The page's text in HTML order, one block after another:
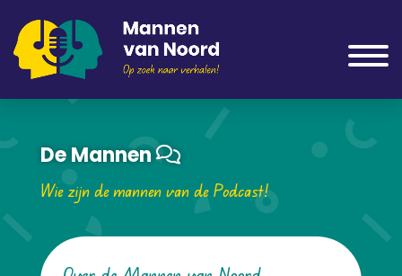
De Mannen
Wie zijn de mannen van de Podcast!